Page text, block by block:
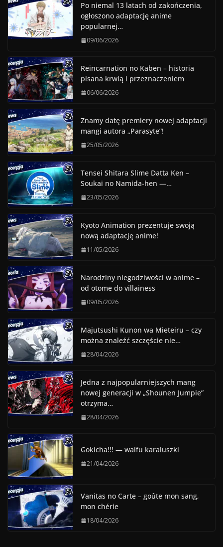
Po niemal 13 latach od zakończenia,
ogłoszono adaptację anime
popularnej…
09/06/2026
Reincarnation no Kaben – historia
pisana krwią i przeznaczeniem
06/06/2026
Znamy datę premiery nowej adaptacji
mangi autora „Parasyte”!
25/05/2026
Tensei Shitara Slime Datta Ken –
Soukai no Namida-hen —…
23/05/2026
Kyoto Animation prezentuje swoją
nową adaptację anime!
11/05/2026
Narodziny niegodziwości w anime –
od otome do villainess
09/05/2026
Majutsushi Kunon wa Mieteiru – czy
można znaleźć szczęście nie…
28/04/2026
Jedna z najpopularniejszych mang
nowej generacji w „Shounen Jumpie”
otrzyma…
28/04/2026
Gokicha!!! — waifu karaluszki
21/04/2026
Vanitas no Carte – goûte mon sang,
mon chérie
18/04/2026